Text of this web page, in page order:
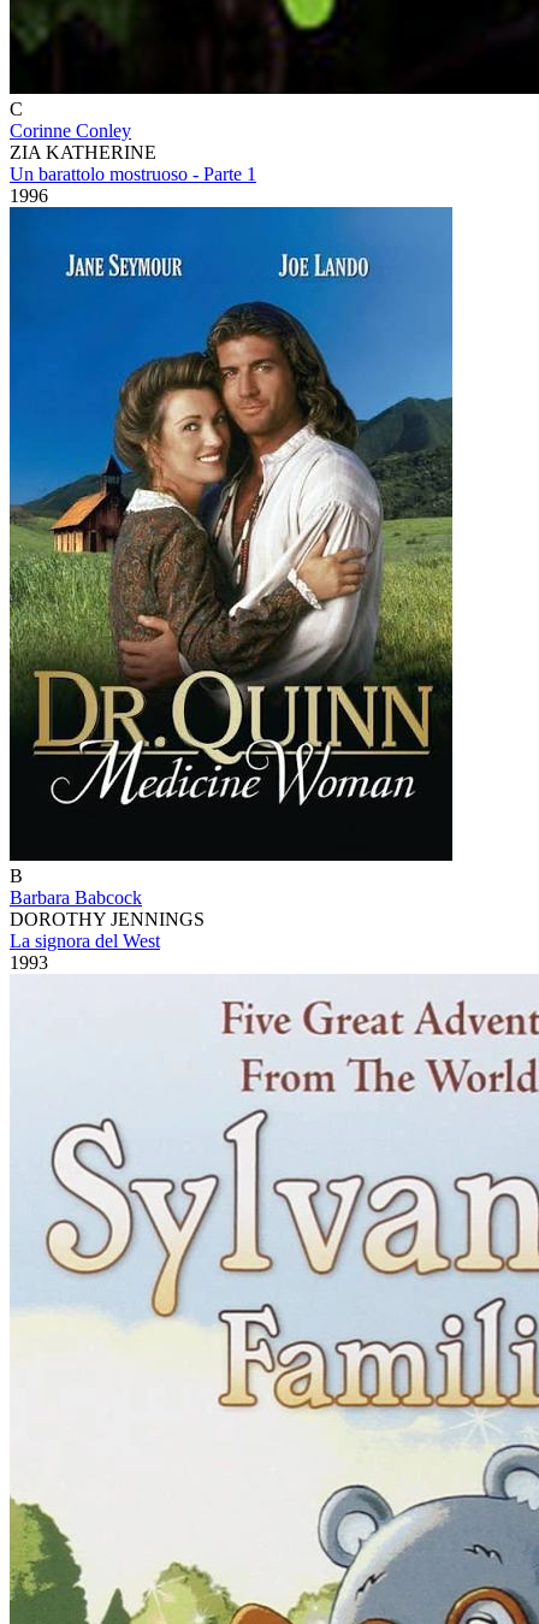
C
Corinne Conley
ZIA KATHERINE
Un barattolo mostruoso - Parte 1
1996
B
Barbara Babcock
DOROTHY JENNINGS
La signora del West
1993